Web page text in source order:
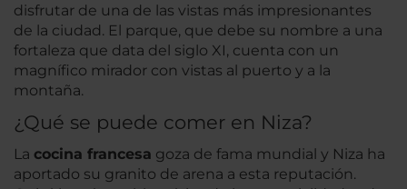
disfrutar de una de las vistas más impresionantes
de la ciudad. El parque, que debe su nombre a una
fortaleza que data del siglo XI, cuenta con un
magnífico mirador con vistas al puerto y a la
montaña.
¿Qué se puede comer en Niza?
La cocina francesa goza de fama mundial y Niza ha
aportado su granito de arena a esta reputación.